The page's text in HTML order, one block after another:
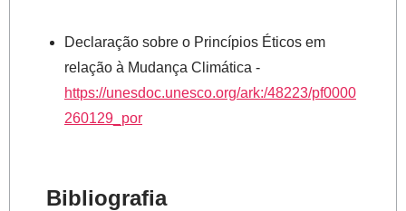
Declaração sobre o Princípios Éticos em
relação à Mudança Climática -
https://unesdoc.unesco.org/ark:/48223/pf0000
260129_por
Bibliografia